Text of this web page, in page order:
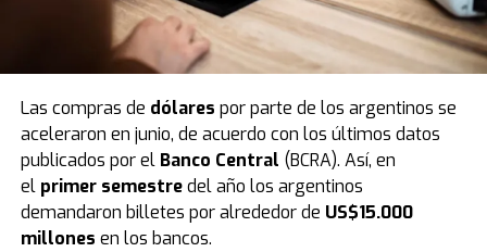
En este sentido, tras el evento de este fin de semana,
en los próximos días las calles de la ciudad se vestirán
de fiesta e ilusión. Bajo la consigna de llevar respuestas
y contención espiritual a cada hogar, los miembros de la
Las compras de dólares por parte de los argentinos se
aceleraron en junio, de acuerdo con los últimos datos
publicados por el Banco Central (BCRA). Así, en
el primer semestredel año los argentinos
demandaron billetes por alrededor de US$15.000
millones en los bancos.